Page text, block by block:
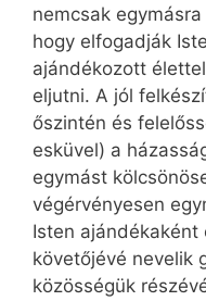
nemcsak
hogy elfogadják
ajándékozott
eljutni. A jól
őszintén és
esküvel) a
egymást
végérvényesen
Isten ajándékaként
követőjévé nevelik
közösségük